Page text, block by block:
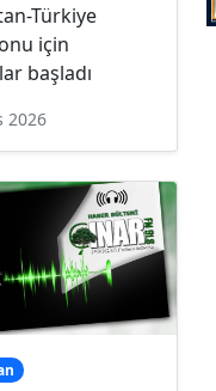
Türkiye
için
başladı
2026